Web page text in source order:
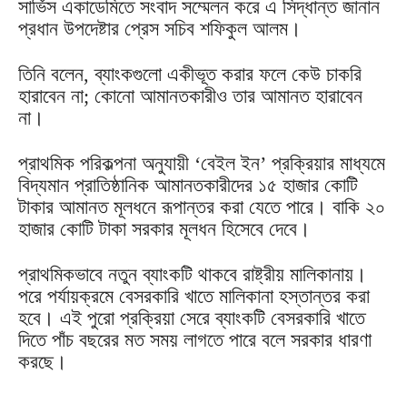
সার্ভিস একাডেমিতে সংবাদ সম্মেলন করে এ সিদ্ধান্ত জানান
প্রধান উপদেষ্টার প্রেস সচিব শফিকুল আলম।
তিনি বলেন, ব্যাংকগুলো একীভূত করার ফলে কেউ চাকরি
হারাবেন না; কোনো আমানতকারীও তার আমানত হারাবেন
না।
প্রাথমিক পরিকল্পনা অনুযায়ী ‘বেইল ইন’ প্রক্রিয়ার মাধ্যমে
বিদ্যমান প্রাতিষ্ঠানিক আমানতকারীদের ১৫ হাজার কোটি
টাকার আমানত মূলধনে রূপান্তর করা যেতে পারে। বাকি ২০
হাজার কোটি টাকা সরকার মূলধন হিসেবে দেবে।
প্রাথমিকভাবে নতুন ব্যাংকটি থাকবে রাষ্ট্রীয় মালিকানায়।
পরে পর্যায়ক্রমে বেসরকারি খাতে মালিকানা হস্তান্তর করা
হবে। এই পুরো প্রক্রিয়া সেরে ব্যাংকটি বেসরকারি খাতে
দিতে পাঁচ বছরের মত সময় লাগতে পারে বলে সরকার ধারণা
করছে।